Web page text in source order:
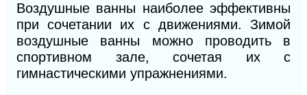
Воздушные ванны наиболее эффективны
при сочетании их с движениями. Зимой
воздушные ванны можно проводить в
спортивном зале, сочетая их с
гимнастическими упражнениями.